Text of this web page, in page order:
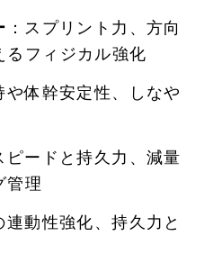
：スプリント力、方向
フィジカル強化
や体幹安定性、しなや
ピードと持久力、減量
管理
連動性強化、持久力と